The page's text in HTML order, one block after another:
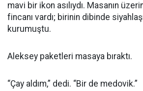
mavi bir ikon asılıydı. Masanın
fincanı vardı; birinin dibinde
kurumuştu.
Aleksey paketleri masaya bıraktı.
“Çay aldım,” dedi. “Bir de medovik.”